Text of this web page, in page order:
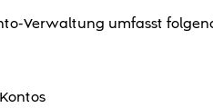
Verwaltung umfasst